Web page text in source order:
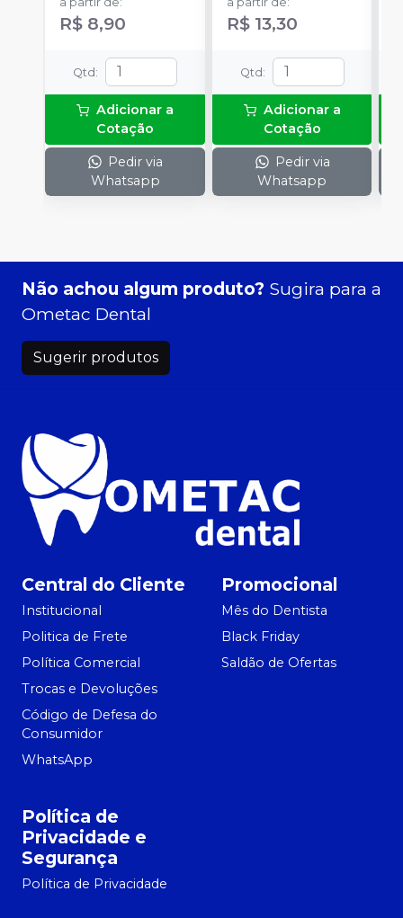
R$ 8,90
Qtd :
Adicionar a
Cotação
Pedir via
Whatsapp
R$ 13,30
Qtd :
Adicionar a
Cotação
Pedir via
Whatsapp
Não achou algum produto? Sugira para a
Ometac Dental
Sugerir produtos
Central do Cliente
Institucional
Politica de Frete
Política Comercial
Trocas e Devoluções
Código de Defesa do
Consumidor
WhatsApp
Promocional
Mês do Dentista
Black Friday
Saldão de Ofertas
Política de
Privacidade e
Segurança
Política de Privacidade